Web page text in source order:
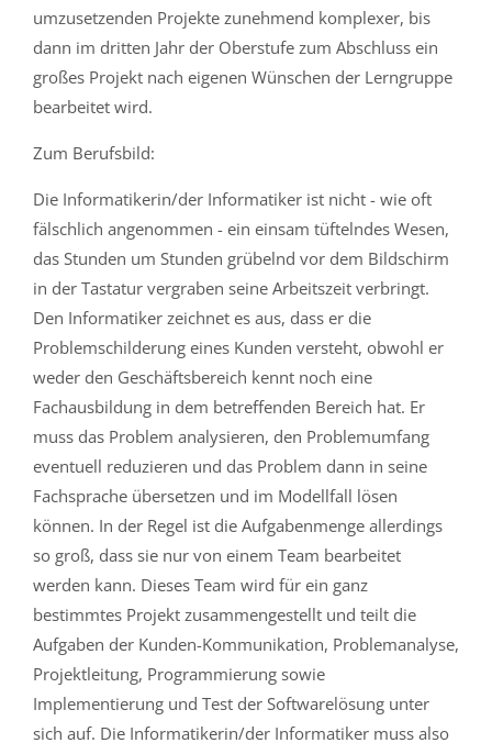
umzusetzenden Projekte zunehmend komplexer, bis
dann im dritten Jahr der Oberstufe zum Abschluss ein
großes Projekt nach eigenen Wünschen der Lerngruppe
bearbeitet wird.
Zum Berufsbild:
Die Informatikerin/der Informatiker ist nicht - wie oft
fälschlich angenommen - ein einsam tüftelndes Wesen,
das Stunden um Stunden grübelnd vor dem Bildschirm
in der Tastatur vergraben seine Arbeitszeit verbringt.
Den Informatiker zeichnet es aus, dass er die
Problemschilderung eines Kunden versteht, obwohl er
weder den Geschäftsbereich kennt noch eine
Fachausbildung in dem betreffenden Bereich hat. Er
muss das Problem analysieren, den Problemumfang
eventuell reduzieren und das Problem dann in seine
Fachsprache übersetzen und im Modellfall lösen
können. In der Regel ist die Aufgabenmenge allerdings
so groß, dass sie nur von einem Team bearbeitet
werden kann. Dieses Team wird für ein ganz
bestimmtes Projekt zusammengestellt und teilt die
Aufgaben der Kunden-Kommunikation, Problemanalyse,
Projektleitung, Programmierung sowie
Implementierung und Test der Softwarelösung unter
sich auf. Die Informatikerin/der Informatiker muss also